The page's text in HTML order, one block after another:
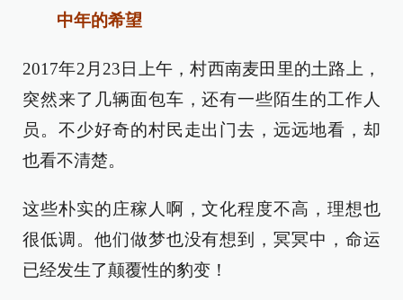
中年的希望
2017年2月23日上午，村西南麦田里的土路上，
突然来了几辆面包车，还有一些陌生的工作人
员。不少好奇的村民走出门去，远远地看，却
也看不清楚。
这些朴实的庄稼人啊，文化程度不高，理想也
很低调。他们做梦也没有想到，冥冥中，命运
已经发生了颠覆性的豹变！